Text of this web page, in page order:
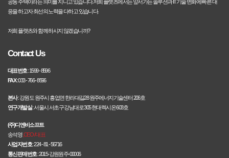
공동 주택이라는 의미를 지니고 있습니다.저희 플랫츠에서는 앞서가는 솔루션과 IT기술 변화에 빠른 대
응을 하고자 최선의 노력을 다하고 있습니다.
저희 플랫츠와 함께 하시지 않겠습니까?
Contact Us
대표번호: 1599 - 8596
FAX: 033 - 766 - 8596
본사: 강원도 원주시 흥업면 한라대길28 원주에너지기술센터 206호
연구개발실: 서울시 서초구 강남대로 305 현대렉시온 603호
(주)디엔비소프트
송석영,CEO / 대표
사업자번호: 224 - 81 - 56716
통신판매번호: 2015-강원원주-00006